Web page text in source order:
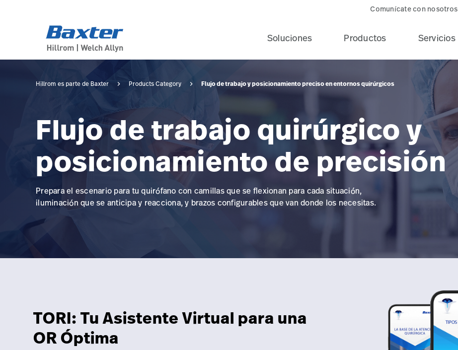
Comunícate con nosotros
Soluciones Productos Servicios
Hillrom es parte de Baxter Products Category Flujo de trabajo y posicionamiento preciso en entornos quirúrgicos
Flujo de trabajo quirúrgico y
posicionamiento de precisión
Prepara el escenario para tu quirófano con camillas que se flexionan para cada situación,
iluminación que se anticipa y reacciona, y brazos configurables que van donde los necesitas.
TORI: Tu Asistente Virtual para una
OR Óptima